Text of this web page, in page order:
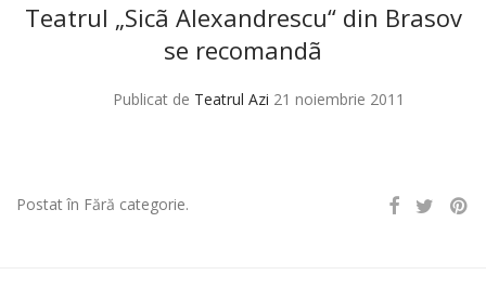
Teatrul „Sicã Alexandrescu“ din Brasov
se recomandã
Publicat de Teatrul Azi 21 noiembrie 2011
Postat în Fără categorie.